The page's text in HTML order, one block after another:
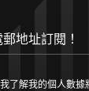
了解我的個人數據